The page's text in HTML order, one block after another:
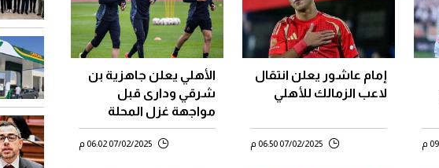
إمام عاشور يعلن انتقال
لاعب الزمالك للأهلي
07/02/2025 06:50 م
الأهلي يعلن جاهزية بن
شرقي ودارى قبل
مواجهة غزل المحلة
07/02/2025 06:02 م